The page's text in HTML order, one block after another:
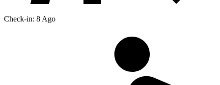
Check-in: 8 Ago